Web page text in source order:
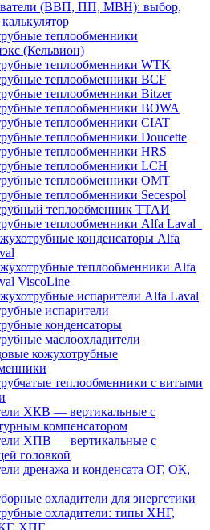
(ВВП, ПП, МВН): выбор,
теплообменники
(Кельвион)
теплообменники WTK
теплообменники BCF
теплообменники Bitzer
теплообменники BOWA
теплообменники CIAT
теплообменники Doucette
теплообменники HRS
теплообменники LCH
теплообменники OMT
теплообменники Secespol
теплообменник ТТАИ
теплообменники Alfa Laval
конденсаторы Alfa
теплообменники Alfa
ViscoLine
испарители Alfa Laval
испарители
конденсаторы
маслоохладители
кожухотрубные
теплообменники с витыми
ХКВ — вертикальные с
компенсатором
ХПВ — вертикальные с
головкой
дренажа и конденсата ОГ, ОК,
охладители для энергетики
охладители: типы ХНГ,
ХПГ